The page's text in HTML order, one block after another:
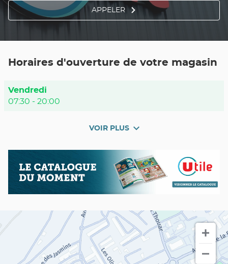
horaires
APPELERAFFICHER
LE
TÉLÉPHONE
DE
Horaires d'ouverture de votre magasin
Horaires
d'ouverture
Vendredi
07:30 - 20:00
VOIR PLUS
et
horaires
d'ouverture
du
Utile
LA
GARDE
promos
moment